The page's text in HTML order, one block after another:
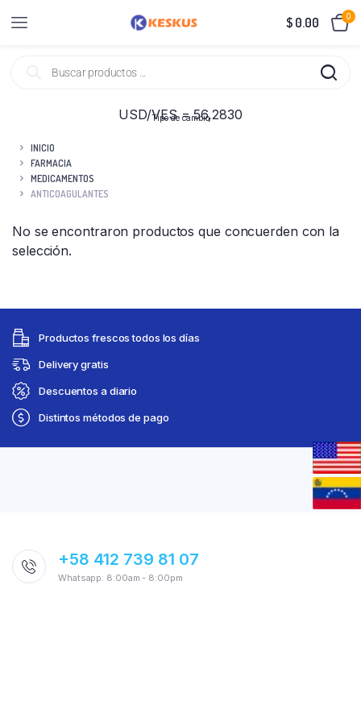
$ 0.00 0
Tipo de cambio
USD/VES = 56,2830
INICIO
FARMACIA
MEDICAMENTOS
ANTICOAGULANTES
No se encontraron productos que concuerden con la
selección.
Productos frescos todos los días
Delivery gratis
Descuentos a diario
Distintos métodos de pago
+58 412 739 81 07
Whatsapp: 8:00am - 8:00pm